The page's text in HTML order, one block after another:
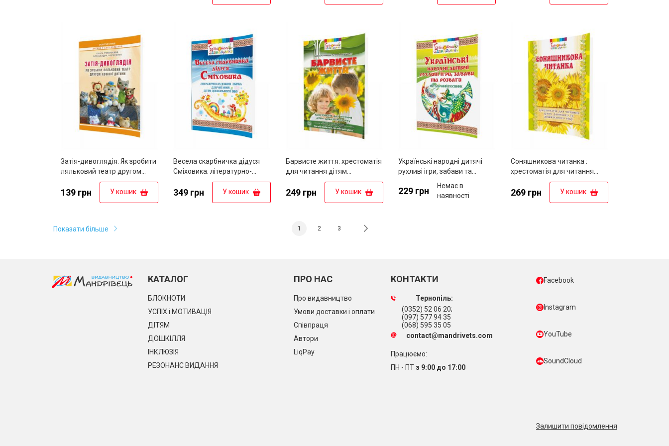
Затія-дивоглядія: Як зробити
ляльковий театр другом
кожної дитини. – Вид. 2-ге,
змін. та доповн.
139 грн У кошик
Весела скарбничка дідуся
Сміховика: літературно-
художня збір­ка для читання
дітям дошкільного віку
349 грн У кошик
Барвисте життя: хрестоматія
для читання дітям
дошкільного віку
249 грн У кошик
Українські народні дитячі
рухливі ігри, забави та
розваги: методичний
посібник
229 грн
Немає в
наявності
Соняшникова читанка :
хрестоматія для читання
дітям раннього та
дошкільного віку
269 грн У кошик
Показати більше You're currently reading page
1 Сторінка
2 Сторінка
3 Сторінка
Далі
КАТАЛОГ
БЛОКНОТИ
УСПІХ і МОТИВАЦІЯ
ДІТЯМ
ДОШКІЛЛЯ
ІНКЛЮЗІЯ
РЕЗОНАНС ВИДАННЯ
ПРО НАС
Про видавництво
Умови доставки і оплати
Співпраця
Автори
LiqPay
КОНТАКТИ
Тернопіль:
(0352) 52 06 20;
(097) 577 94 35
(068) 595 35 05
contact@mandrivets.com
Працюємо:
ПН - ПТ з 9:00 до 17:00
Facebook
Instagram
YouTube
SoundCloud
Залишити повідомлення